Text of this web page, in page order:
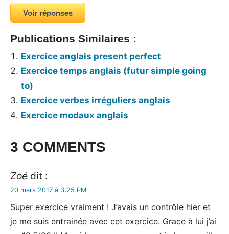
Voir réponses
Publications Similaires :
Exercice anglais present perfect
Exercice temps anglais (futur simple going
to)
Exercice verbes irréguliers anglais
Exercice modaux anglais
Tags:
3 COMMENTS
Zoé dit :
20 mars 2017 à 3:25 PM
Super exercice vraiment ! J’avais un contrôle hier et
je me suis entrainée avec cet exercice. Grace à lui j’ai